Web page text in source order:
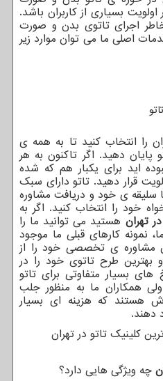
بسیاری از کاربران باشد.
اجرای تاتوی بدن و صورت
اصلی ما می توان موارد زیر
را انتخاب کنید تا به همه ی
پایان دهید. اگر تاکنون به هر
اید برای یکبار هم که شده
قرار دهید. تاتو دارای سبک
ی خود و دریافت مشاوره
خود را انتخاب کنید. اگر به
تهران هستید می توانید ما را
نمونه کارهای قبلی ما موجود
ی تخصصی خود را از
بهترین طرح تاتوی خود را در
های بسیار متفاوتی برای تاتو
همکاران ما به منظور جلب
هستند که هزینه ای بسیار
دهند.
کلینیک تاتو در تهران
چه ویژگی هایی دارد؟